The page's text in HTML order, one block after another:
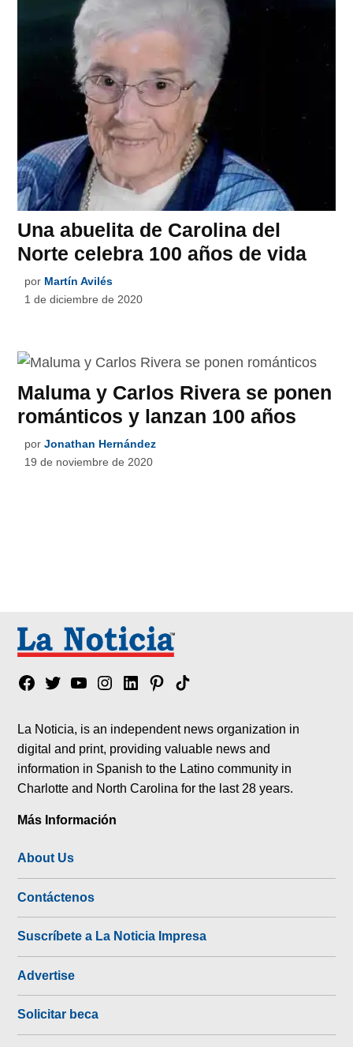
Una abuelita de Carolina del
Norte celebra 100 años de vida
por Martín Avilés
1 de diciembre de 2020
Maluma y Carlos Rivera se ponen
románticos y lanzan 100 años
por Jonathan Hernández
19 de noviembre de 2020
Facebook
TwitterYouTubeInstagram
LinkedinPinterest
Tik
La Noticia, is an independent news organization in
digital and print, providing valuable news and
information in Spanish to the Latino community in
Charlotte and North Carolina for the last 28 years.
Más Información
About Us
Contáctenos
Suscríbete a La Noticia Impresa
Advertise
Solicitar beca